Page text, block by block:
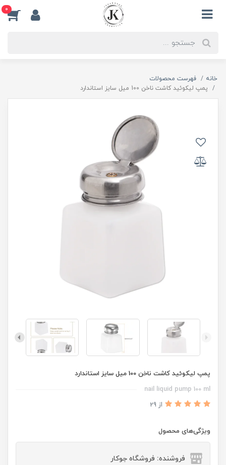
0
خانه
فهرست محصولات
پمپ لیکوئید کاشت ناخن 100 میل سایز استاندارد
پمپ لیکوئید کاشت ناخن 100 میل سایز استاندارد
nail liquid pump 100 ml
از 29
ویژگی‌های محصول
فروشنده: فروشگاه جوکار